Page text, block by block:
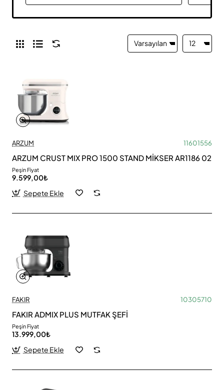
ARZUM 11601556
ARZUM CRUST MIX PRO 1500 STAND MİKSER AR1186 02
Peşin Fiyat
9.599,00₺
Sepete Ekle
FAKIR 10305710
FAKIR ADMIX PLUS MUTFAK ŞEFİ
Peşin Fiyat
13.999,00₺
Sepete Ekle